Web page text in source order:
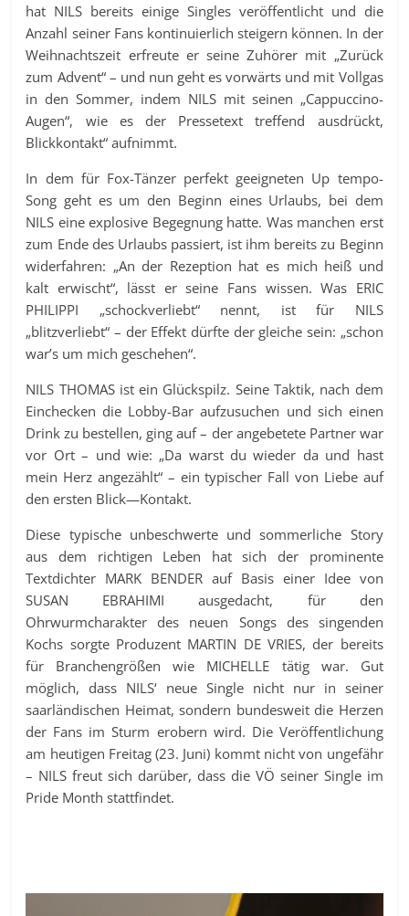
hat NILS bereits einige Singles veröffentlicht und die
Anzahl seiner Fans kontinuierlich steigern können. In der
Weihnachtszeit erfreute er seine Zuhörer mit „Zurück
zum Advent“ – und nun geht es vorwärts und mit Vollgas
in den Sommer, indem NILS mit seinen „Cappuccino-
Augen“, wie es der Pressetext treffend ausdrückt,
Blickkontakt“ aufnimmt.
In dem für Fox-Tänzer perfekt geeigneten Up tempo-
Song geht es um den Beginn eines Urlaubs, bei dem
NILS eine explosive Begegnung hatte. Was manchen erst
zum Ende des Urlaubs passiert, ist ihm bereits zu Beginn
widerfahren: „An der Rezeption hat es mich heiß und
kalt erwischt“, lässt er seine Fans wissen. Was ERIC
PHILIPPI „schockverliebt“ nennt, ist für NILS
„blitzverliebt“ – der Effekt dürfte der gleiche sein: „schon
war’s um mich geschehen“.
NILS THOMAS ist ein Glückspilz. Seine Taktik, nach dem
Einchecken die Lobby-Bar aufzusuchen und sich einen
Drink zu bestellen, ging auf – der angebetete Partner war
vor Ort – und wie: „Da warst du wieder da und hast
mein Herz angezählt“ – ein typischer Fall von Liebe auf
den ersten Blick—Kontakt.
Diese typische unbeschwerte und sommerliche Story
aus dem richtigen Leben hat sich der prominente
Textdichter MARK BENDER auf Basis einer Idee von
SUSAN EBRAHIMI ausgedacht, für den
Ohrwurmcharakter des neuen Songs des singenden
Kochs sorgte Produzent MARTIN DE VRIES, der bereits
für Branchengrößen wie MICHELLE tätig war. Gut
möglich, dass NILS‘ neue Single nicht nur in seiner
saarländischen Heimat, sondern bundesweit die Herzen
der Fans im Sturm erobern wird. Die Veröffentlichung
am heutigen Freitag (23. Juni) kommt nicht von ungefähr
– NILS freut sich darüber, dass die VÖ seiner Single im
Pride Month stattfindet.